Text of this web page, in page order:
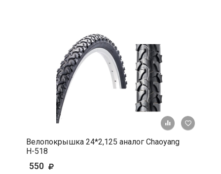
+ К
Велопокрышка 24*2,125 аналог Chaoyang
Н-518
550